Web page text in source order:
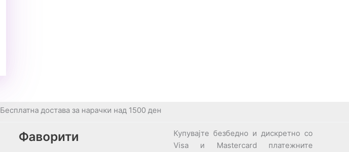
Бесплатна достава за нарачки над 1500 ден
Фаворити
Купувајте безбедно и дискретно со
Visa и Mastercard платежните